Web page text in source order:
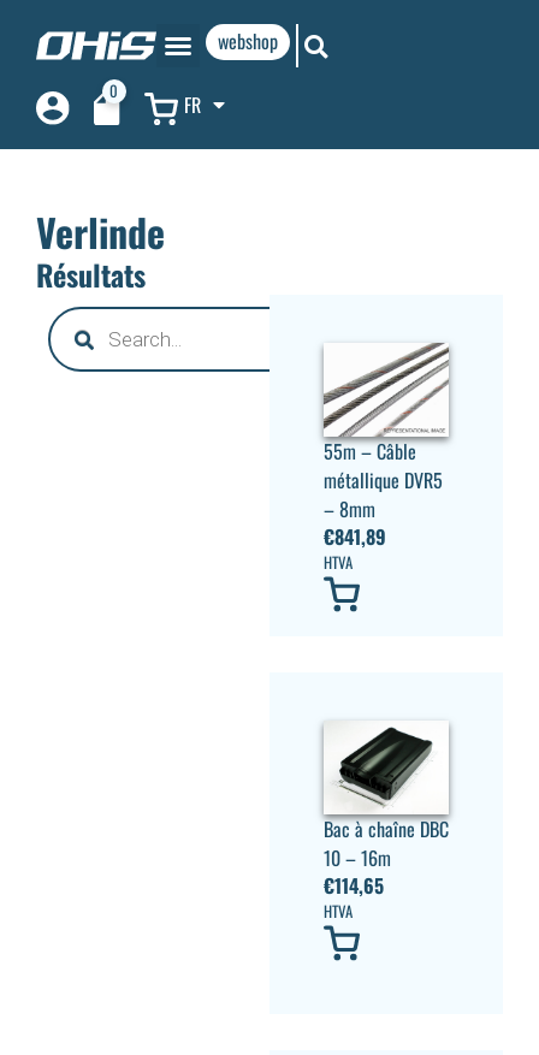
webshop
0 FR
Verlinde
Résultats
55m – Câble
métallique DVR5
– 8mm
€841,89
HTVA
Bac à chaîne DBC
10 – 16m
€114,65
HTVA